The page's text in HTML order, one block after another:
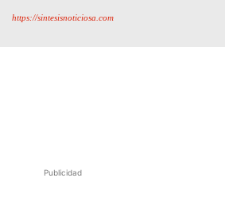
https://sintesisnoticiosa.com
Publicidad